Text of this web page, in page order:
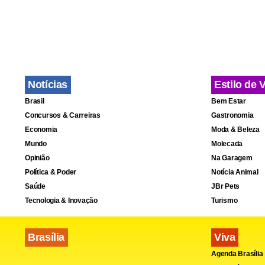
vetada.
Derivativos
Notícias
Brasil
Concursos & Carreiras
Economia
Mundo
Opinião
Política & Poder
Saúde
Tecnologia & Inovação
Brasília
Estilo de
Bem Estar
Gastronomia
Moda & Beleza
Molecada
Na Garagem
Notícia Animal
JBr Pets
Turismo
Viva
Agenda Brasília